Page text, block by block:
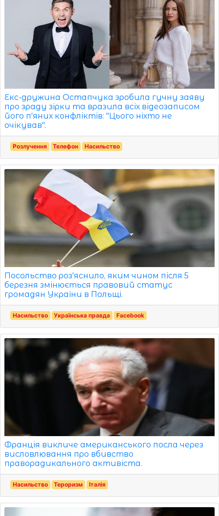
Екс-дружина Остапчука зробила гучну заяву
про зраду зірки та вразила всіх відеозаписом
його п'яних конфліктів: "Цього ніхто не
очікував".
Розлучення Телефон Насильство
Посольство роз'яснило, яким чином після 5
березня змінюється правовий статус
громадян України в Польщі.
Насильство Українська правда Facebook
Франція викличе американського посла через
висловлювання про вбивство
праворадикального активіста.
Насильство Тероризм Італія